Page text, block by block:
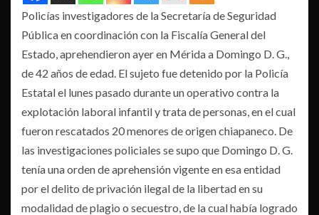
Policías investigadores de la Secretaría de Seguridad
Pública en coordinación con la Fiscalía General del
Estado, aprehendieron ayer en Mérida a Domingo D. G.,
de 42 años de edad. El sujeto fue detenido por la Policía
Estatal el lunes pasado durante un operativo contra la
explotación laboral infantil y trata de personas, en el cual
fueron rescatados 20 menores de origen chiapaneco. De
las investigaciones policiales se supo que Domingo D. G.
tenía una orden de aprehensión vigente en esa entidad
por el delito de privación ilegal de la libertad en su
modalidad de plagio o secuestro, de la cual había logrado